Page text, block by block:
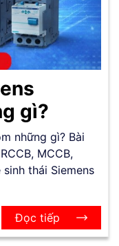
gì?
những gì? Bài
MCCB,
thái Siemens
Đọc tiếp